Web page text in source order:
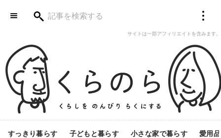
サイトは一部アフィリエイトを含みます。
すっきり暮らす 子どもと暮らす 小さな家で暮らす 愛用品